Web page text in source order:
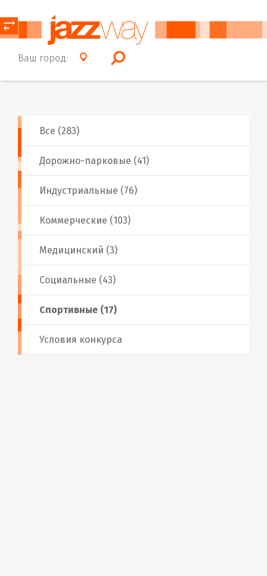
Ваш город:
⥂
Все (283)
Дорожно-парковые (41)
Индустриальные (76)
Коммерческие (103)
Медицинский (3)
Социальные (43)
Спортивные (17)
Условия конкурса